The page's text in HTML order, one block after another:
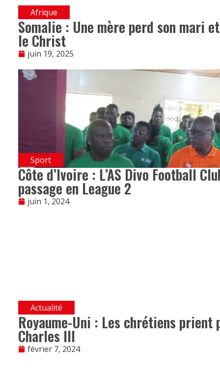
Afrique
Somalie : Une mère perd son mari
le Christ
juin 19, 2025
Sport
Côte d’Ivoire : L’AS Divo Football
passage en League 2
juin 1, 2024
Actualité
Royaume-Uni : Les chrétiens
Charles III
février 7, 2024